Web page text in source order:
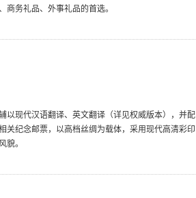
务礼品、外事礼品的首选。
以现代汉语翻译、英文翻译（详见权威版本），并配
关纪念邮票，以高档丝绸为载体，采用现代高清彩印
貌。